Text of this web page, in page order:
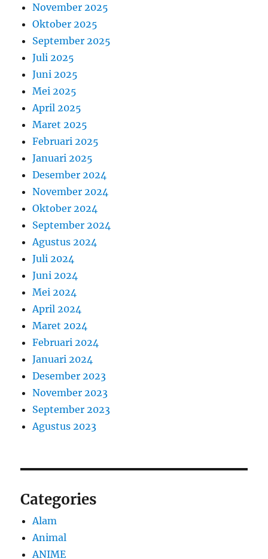
November 2025
Oktober 2025
September 2025
Juli 2025
Juni 2025
Mei 2025
April 2025
Maret 2025
Februari 2025
Januari 2025
Desember 2024
November 2024
Oktober 2024
September 2024
Agustus 2024
Juli 2024
Juni 2024
Mei 2024
April 2024
Maret 2024
Februari 2024
Januari 2024
Desember 2023
November 2023
September 2023
Agustus 2023
Categories
Alam
Animal
ANIME